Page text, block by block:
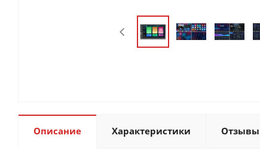
Описание Характеристики Отзывы